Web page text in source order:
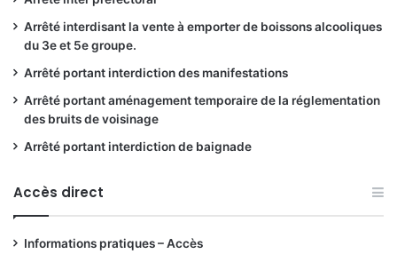
Arrêté interdisant la vente à emporter de boissons alcooliques
du 3e et 5e groupe.
Arrêté portant interdiction des manifestations
Arrêté portant aménagement temporaire de la réglementation
des bruits de voisinage
Arrêté portant interdiction de baignade
Accès direct
Informations pratiques – Accès